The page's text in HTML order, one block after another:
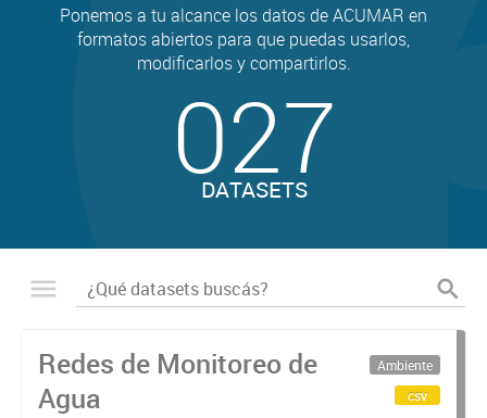
Ponemos a tu alcance los datos de ACUMAR en
formatos abiertos para que puedas usarlos,
modificarlos y compartirlos.
027
DATASETS
Redes de Monitoreo de
Agua
Ambiente
csv